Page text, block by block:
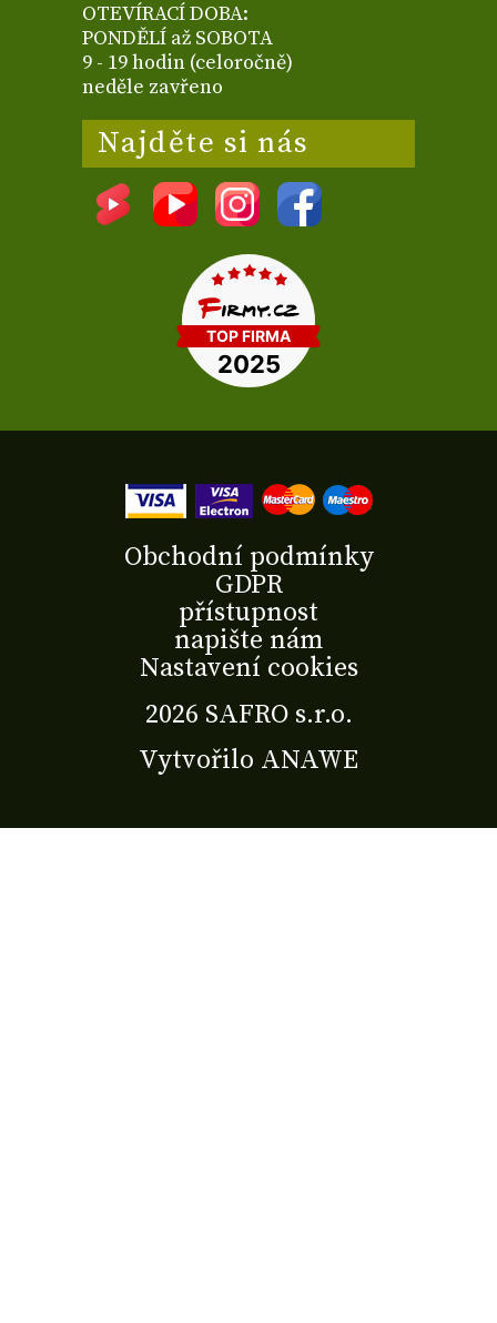
OTEVÍRACÍ DOBA:
PONDĚLÍ až SOBOTA
9 - 19 hodin (celoročně)
neděle zavřeno
Najděte si nás
2026 SAFRO s.r.o.
Vytvořilo ANAWE
Obchodní podmínky
GDPR
přístupnost
napište nám
Nastavení cookies